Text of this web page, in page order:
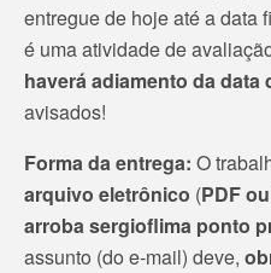
entregue de hoje até a data
é uma atividade de
haverá adiamento da data
avisados!
Forma da entrega: O
arquivo eletrônico (PDF
arroba sergioflima ponto
assunto (do e-mail) deve,